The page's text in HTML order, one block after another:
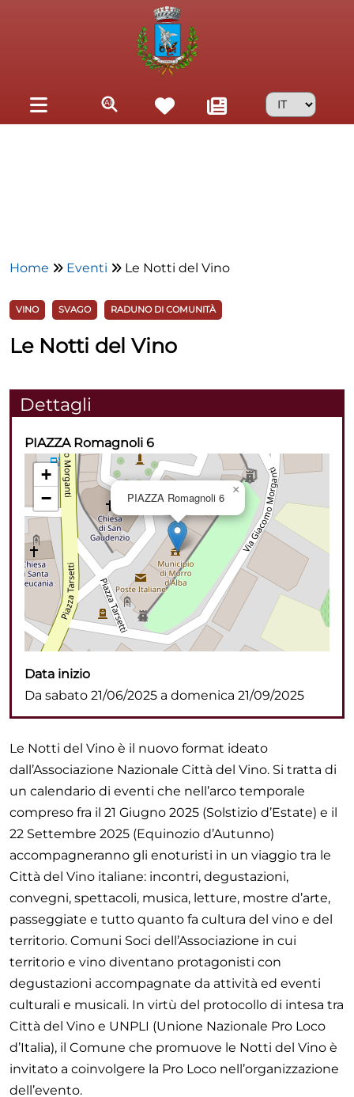
Home Eventi Le Notti del Vino
VINO SVAGO RADUNO DI COMUNITÀ
Le Notti del Vino
Dettagli
PIAZZA Romagnoli 6
PIAZZA Romagnoli 6
×
+
−
Data inizio
Da sabato 21/06/2025 a domenica 21/09/2025
Le Notti del Vino è il nuovo format ideato
dall’Associazione Nazionale Città del Vino. Si tratta di
un calendario di eventi che nell’arco temporale
compreso fra il 21 Giugno 2025 (Solstizio d’Estate) e il
22 Settembre 2025 (Equinozio d’Autunno)
accompagneranno gli enoturisti in un viaggio tra le
Città del Vino italiane: incontri, degustazioni,
convegni, spettacoli, musica, letture, mostre d’arte,
passeggiate e tutto quanto fa cultura del vino e del
territorio. Comuni Soci dell’Associazione in cui
territorio e vino diventano protagonisti con
degustazioni accompagnate da attività ed eventi
culturali e musicali. In virtù del protocollo di intesa tra
Città del Vino e UNPLI (Unione Nazionale Pro Loco
d’Italia), il Comune che promuove le Notti del Vino è
invitato a coinvolgere la Pro Loco nell’organizzazione
dell’evento.